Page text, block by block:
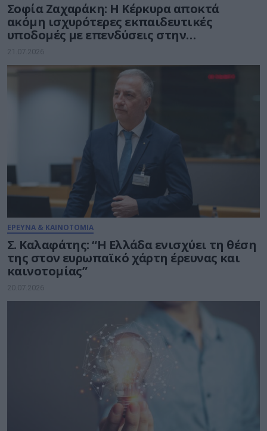
Σοφία Ζαχαράκη: Η Κέρκυρα αποκτά
ακόμη ισχυρότερες εκπαιδευτικές
υποδομές με επενδύσεις στην
καινοτομία, τη συμπερίληψη και το
δημόσιο σχολείο
21.07.2026
ΕΡΕΥΝΑ & ΚΑΙΝΟΤΟΜΙΑ
Σ. Καλαφάτης: “Η Ελλάδα ενισχύει τη θέση
της στον ευρωπαϊκό χάρτη έρευνας και
καινοτομίας”
20.07.2026